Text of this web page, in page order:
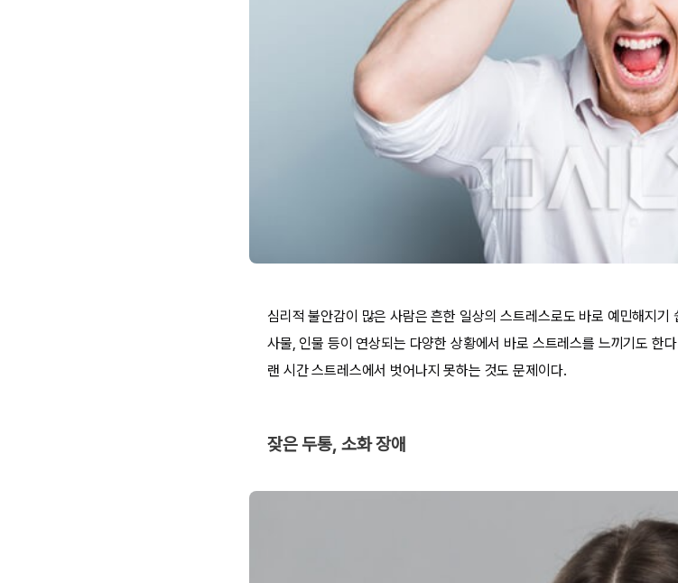
심리적 불안감이 많은 사람은 흔한 일상의 스트레스로도 바로 예민해지
사물, 인물 등이 연상되는 다양한 상황에서 바로 스트레스를 느끼기도 한
랜 시간 스트레스에서 벗어나지 못하는 것도 문제이다.
잦은 두통, 소화 장애